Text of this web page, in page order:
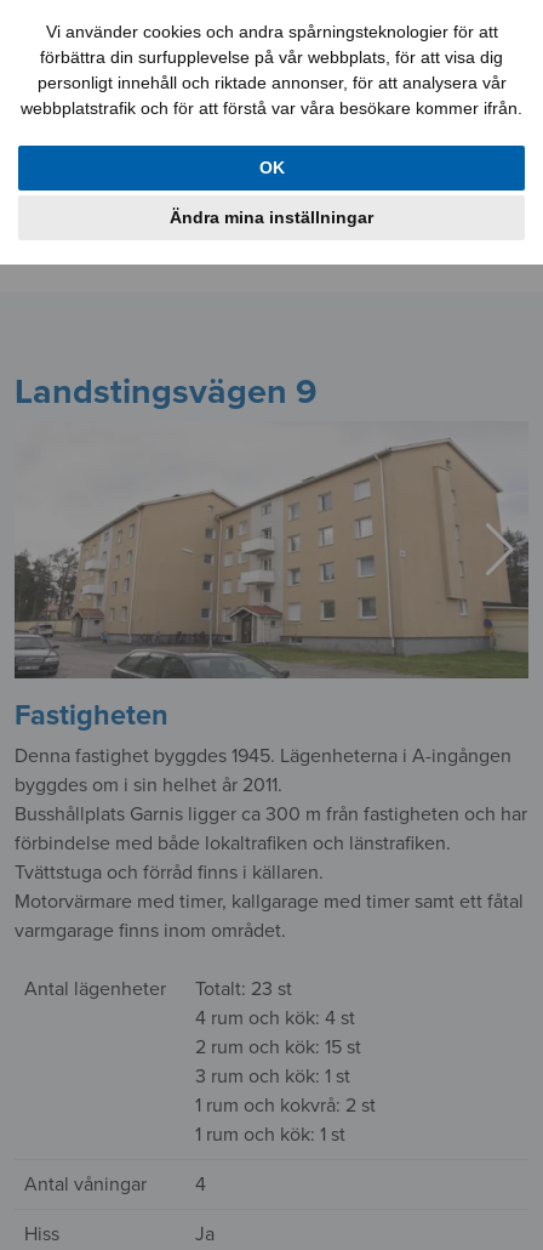
Vi använder cookies och andra spårningsteknologier för att
förbättra din surfupplevelse på vår webbplats, för att visa dig
personligt innehåll och riktade annonser, för att analysera vår
webbplatstrafik och för att förstå var våra besökare kommer ifrån.
OK
Ändra mina inställningar
Felanmälan Kontakt Mina sidor
Lägenheter
Bostadskö
Information
Om oss
Landstingsvägen 9
Fastigheten
Denna fastighet byggdes 1945. Lägenheterna i A-ingången
byggdes om i sin helhet år 2011.
Busshållplats Garnis ligger ca 300 m från fastigheten och har
förbindelse med både lokaltrafiken och länstrafiken.
Tvättstuga och förråd finns i källaren.
Motorvärmare med timer, kallgarage med timer samt ett fåtal
varmgarage finns inom området.
Antal lägenheter
Totalt: 23 st
4 rum och kök: 4 st
2 rum och kök: 15 st
3 rum och kök: 1 st
1 rum och kokvrå: 2 st
1 rum och kök: 1 st
Antal våningar
4
Hiss
Ja